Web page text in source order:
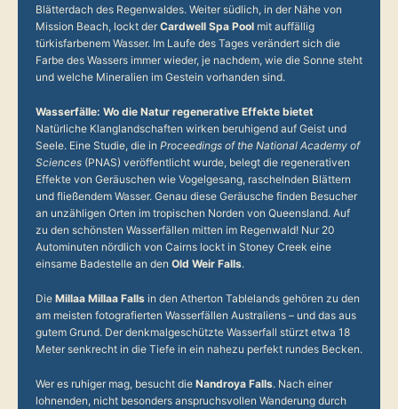
Blätterdach des Regenwaldes. Weiter südlich, in der Nähe von
Mission Beach, lockt derCardwell Spa Pool mit auffällig
türkisfarbenem Wasser. Im Laufe des Tages verändert sich die
Farbe des Wassers immer wieder, je nachdem, wie die Sonne steht
und welche Mineralien im Gestein vorhanden sind.
Wasserfälle: Wo die Natur regenerative Effekte bietet
Natürliche Klanglandschaften wirken beruhigend auf Geist und
Seele. Eine Studie, die in Proceedings of the National Academy of
Sciences (PNAS) veröffentlicht wurde, belegt die regenerativen
Effekte von Geräuschen wie Vogelgesang, raschelnden Blättern
und fließendem Wasser. Genau diese Geräusche finden Besucher
an unzähligen Orten im tropischen Norden von Queensland. Auf
zu den schönsten Wasserfällen mitten im Regenwald! Nur 20
Autominuten nördlich von Cairns lockt in Stoney Creek eine
einsame Badestelle an den Old Weir Falls.
Die Millaa Millaa Falls in den Atherton Tablelands gehören zu den
am meisten fotografierten Wasserfällen Australiens – und das aus
gutem Grund. Der denkmalgeschützte Wasserfall stürzt etwa 18
Meter senkrecht in die Tiefe in ein nahezu perfekt rundes Becken.
Wer es ruhiger mag, besucht die Nandroya Falls. Nach einer
lohnenden, nicht besonders anspruchsvollen Wanderung durch